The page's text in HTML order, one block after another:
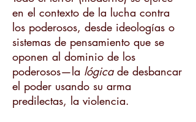
en el contexto de la lucha contra
los poderosos, desde ideologías o
sistemas de pensamiento que se
oponen al dominio de los
poderosos—la lógicade desbancar
el poder usando su arma
predilectas, la violencia.